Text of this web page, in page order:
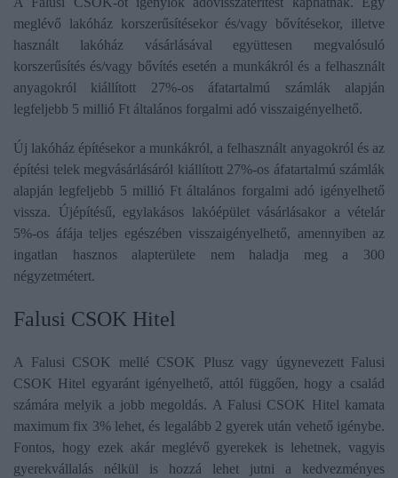
meglévő lakóház korszerűsítésekor és/vagy bővítésekor, illetve
használt lakóház vásárlásával együttesen megvalósuló
korszerűsítés és/vagy bővítés esetén a munkákról és a felhasznált
anyagokról kiállított 27%-os áfatartalmú számlák alapján
legfeljebb 5 millió Ft általános forgalmi adó visszaigényelhető.
Új lakóház építésekor a munkákról, a felhasznált anyagokról és az
építési telek megvásárlásáról kiállított 27%-os áfatartalmú számlák
alapján legfeljebb 5 millió Ft általános forgalmi adó igényelhető
vissza. Újépítésű, egylakásos lakóépület vásárlásakor a vételár
5%-os áfája teljes egészében visszaigényelhető, amennyiben az
ingatlan hasznos alapterülete nem haladja meg a 300
négyzetmétert.
​Falusi CSOK Hitel
A Falusi CSOK mellé CSOK Plusz vagy úgynevezett Falusi
CSOK Hitel egyaránt igényelhető, attól függően, hogy a család
számára melyik a jobb megoldás. A Falusi CSOK Hitel kamata
maximum fix 3% lehet, és legalább 2 gyerek után vehető igénybe.
Fontos, hogy ezek akár meglévő gyerekek is lehetnek, vagyis
gyerekvállalás nélkül is hozzá lehet jutni a kedvezményes